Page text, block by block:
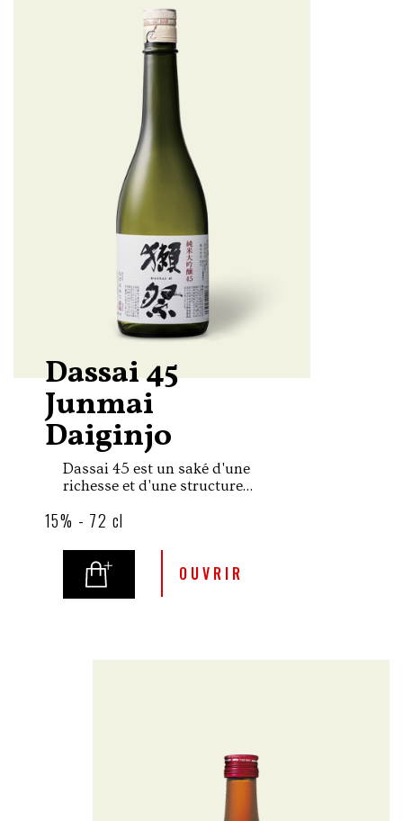
Dassai 45
Junmai
Daiginjo
Dassai 45 est un saké d'une
richesse et d'une structure
expérience sensorielle
élégantes de fruits blancs et
d'exotisme.
15% - 72 cl
OUVRIR